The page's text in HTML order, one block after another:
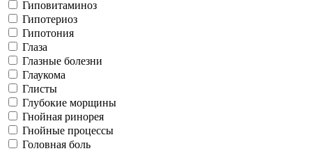
Гиповитаминоз
Гипотериоз
Гипотония
Глаза
Глазные болезни
Глаукома
Глисты
Глубокие морщины
Гнойная ринорея
Гнойные процессы
Головная боль